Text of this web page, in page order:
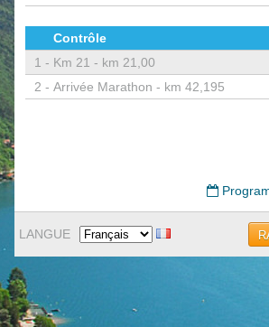
Contrôle
1 - Km 21 - km 21,00
2 - Arrivée Marathon - km 42,195
LANGUE